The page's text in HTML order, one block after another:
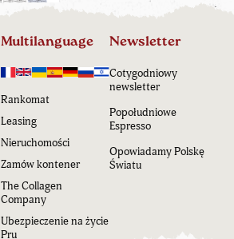
Multilanguage
Rankomat
Leasing
Nieruchomości
Zamów kontener
The Collagen
Company
Ubezpieczenie na życie
Pru
Newsletter
Cotygodniowy
newsletter
Popołudniowe
Espresso
Opowiadamy Polskę
Światu